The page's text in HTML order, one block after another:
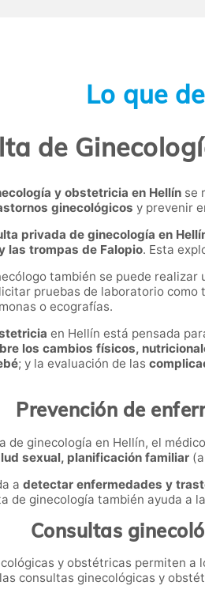
Lo que
de
y obstetricia en Hellín se
ginecológicos y prevenir
privada de ginecología en
las trompas de Falopio. Esta
también se puede realizar
pruebas de laboratorio
o ecografías.
en Hellín está pensada
los cambios físicos,
; y la evaluación de las
Prevención de
de ginecología en Hellín, el
sexual, planificación familiar
a detectar enfermedades y
de ginecología también ayuda a
Consultas
y obstétricas permiten
consultas ginecológicas y